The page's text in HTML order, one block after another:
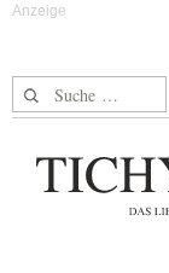
Suche nach: